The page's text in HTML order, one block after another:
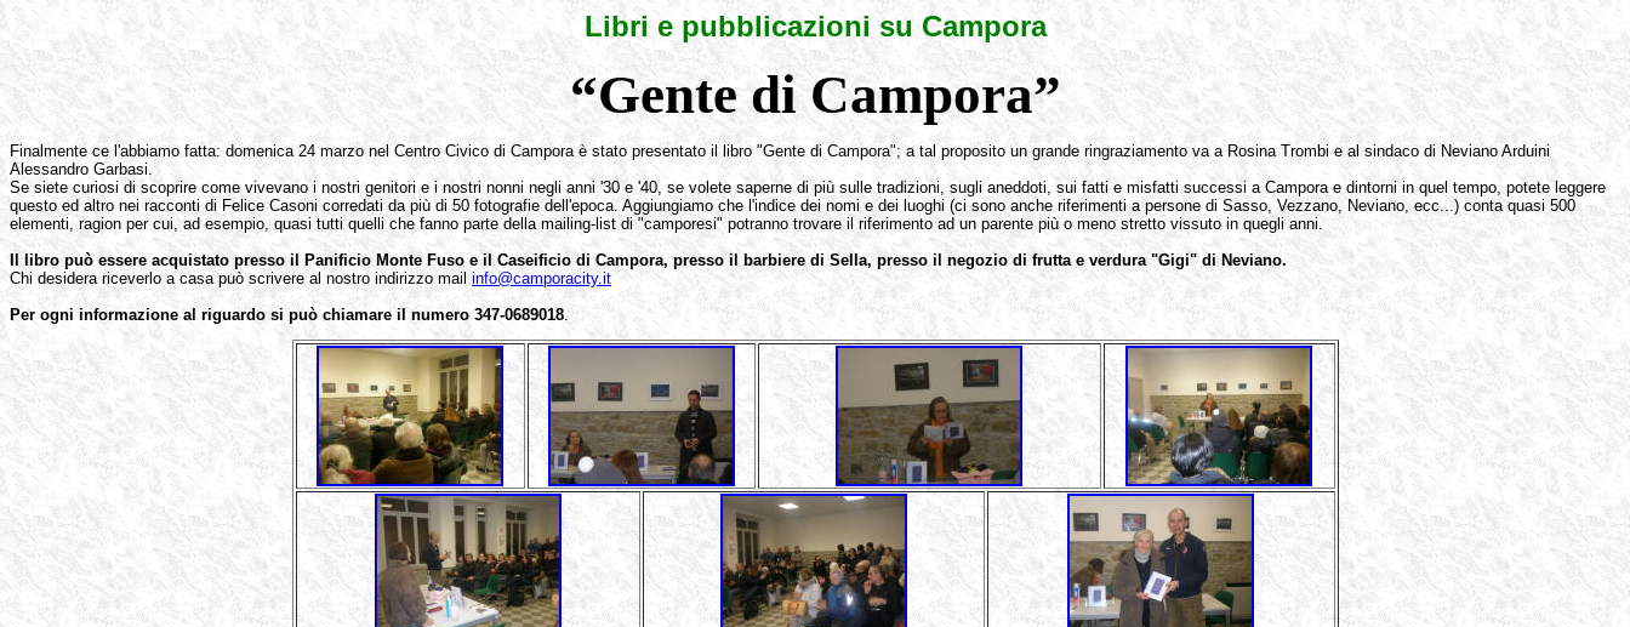
Libri e pubblicazioni su Campora
“Gente di Campora”
Finalmente ce l'abbiamo fatta: domenica 24 marzo nel Centro Civico di Campora è stato presentato il libro "Gente di Campora"; a tal proposito un grande ringraziamento va a Rosina Trombi e al sindaco di Neviano Arduini
Alessandro Garbasi.
Se siete curiosi di scoprire come vivevano i nostri genitori e i nostri nonni negli anni '30 e '40, se volete saperne di più sulle tradizioni, sugli aneddoti, sui fatti e misfatti successi a Campora e dintorni in quel tempo, potete leggere
questo ed altro nei racconti di Felice Casoni corredati da più di 50 fotografie dell'epoca. Aggiungiamo che l'indice dei nomi e dei luoghi (ci sono anche riferimenti a persone di Sasso, Vezzano, Neviano, ecc...) conta quasi 500
elementi, ragion per cui, ad esempio, quasi tutti quelli che fanno parte della mailing-list di "camporesi" potranno trovare il riferimento ad un parente più o meno stretto vissuto in quegli anni.
Il libro può essere acquistato presso il Panificio Monte Fuso e il Caseificio di Campora, presso il barbiere di Sella, presso il negozio di frutta e verdura "Gigi" di Neviano.
Chi desidera riceverlo a casa può scrivere al nostro indirizzo mail info@camporacity.it
Per ogni informazione al riguardo si può chiamare il numero 347-0689018.